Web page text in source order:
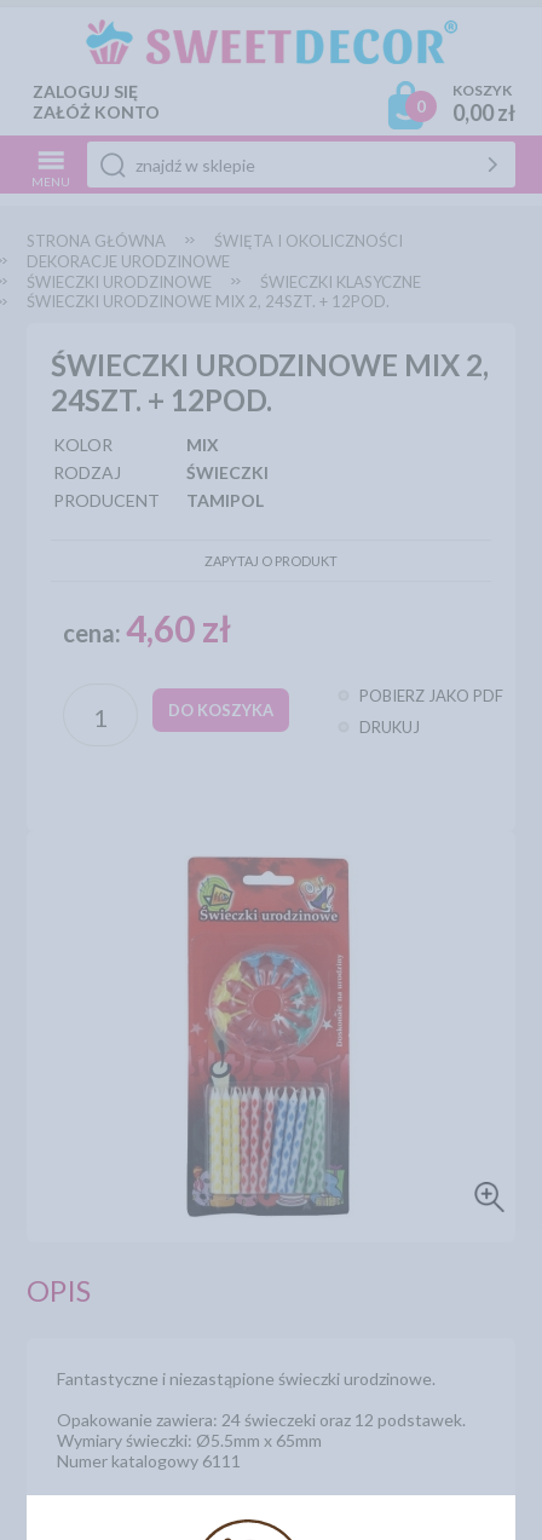
ZALOGUJ SIĘ
ZAŁÓŻ KONTO
0
KOSZYK
0,00 zł
MENU
STRONA GŁÓWNA
ŚWIĘTA I OKOLICZNOŚCI
DEKORACJE URODZINOWE
ŚWIECZKI URODZINOWE
ŚWIECZKI KLASYCZNE
ŚWIECZKI URODZINOWE MIX 2, 24SZT. + 12POD.
ŚWIECZKI URODZINOWE MIX 2,
24SZT. + 12POD.
KOLOR
MIX
RODZAJ
ŚWIECZKI
PRODUCENT
TAMIPOL
ZAPYTAJ O PRODUKT
cena:4,60 zł
DO KOSZYKA
POBIERZ JAKO PDF
DRUKUJ
OPIS
Fantastyczne i niezastąpione świeczki urodzinowe.
Opakowanie zawiera: 24 świeczeki oraz 12 podstawek.
Wymiary świeczki: Ø5.5mm x 65mm
Numer katalogowy 6111
DODAJ SWOJĄ OPINIĘ